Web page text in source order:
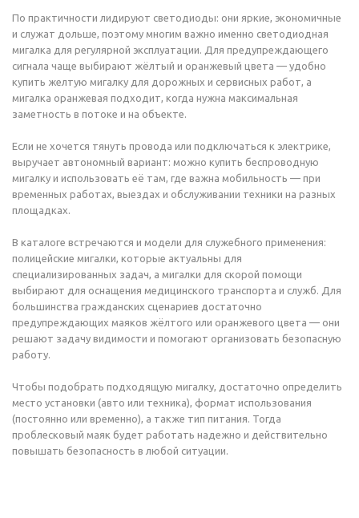
По практичности лидируют светодиоды: они яркие, экономичные
и служат дольше, поэтому многим важно именно светодиодная
мигалка для регулярной эксплуатации. Для предупреждающего
сигнала чаще выбирают жёлтый и оранжевый цвета — удобно
купить желтую мигалку для дорожных и сервисных работ, а
мигалка оранжевая подходит, когда нужна максимальная
заметность в потоке и на объекте.
Если не хочется тянуть провода или подключаться к электрике,
выручает автономный вариант: можно купить беспроводную
мигалку и использовать её там, где важна мобильность — при
временных работах, выездах и обслуживании техники на разных
площадках.
В каталоге встречаются и модели для служебного применения:
полицейские мигалки, которые актуальны для
специализированных задач, а мигалки для скорой помощи
выбирают для оснащения медицинского транспорта и служб. Для
большинства гражданских сценариев достаточно
предупреждающих маяков жёлтого или оранжевого цвета — они
решают задачу видимости и помогают организовать безопасную
работу.
Чтобы подобрать подходящую мигалку, достаточно определить
место установки (авто или техника), формат использования
(постоянно или временно), а также тип питания. Тогда
проблесковый маяк будет работать надежно и действительно
повышать безопасность в любой ситуации.